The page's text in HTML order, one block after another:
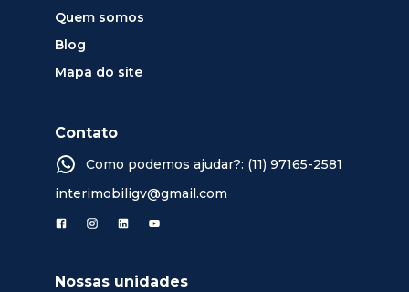
Quem somos
Blog
Mapa do site
Contato
Como podemos ajudar?: (11) 97165-2581
interimobiligv@gmail.com
Nossas unidades